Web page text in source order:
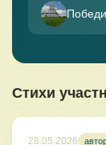
Стихи
28.05.2026